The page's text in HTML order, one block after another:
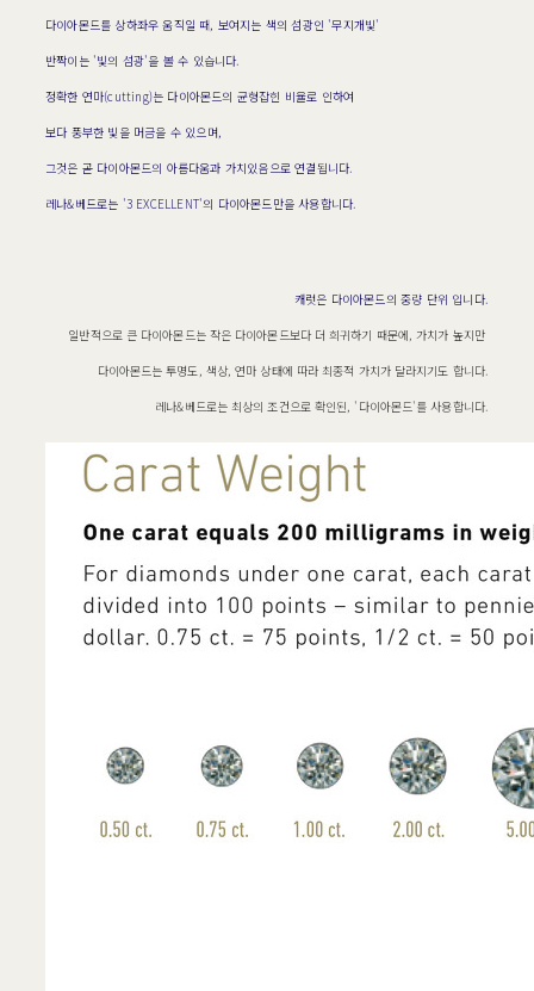
다이아몬드를 상하좌우 움직일 때, 보여지는 색의 섬광인 '무지개빛'
반짝이는 '빛의 섬광'을 볼 수 있습니다.
정확한 연마(cutting)는 다이아몬드의 균형잡힌 비율로 인하여
보다 풍부한 빛을 머금을 수 있으며,
그것은 곧 다이아몬드의 아름다움과 가치있음으로 연결됩니다.
레나&베드로는 '3 EXCELLENT'의 다이아몬드만을 사용합니다.
캐럿은 다이아몬드의 중량 단위 입니다.
일반적으로 큰 다이아몬드는 작은 다이아몬드보다 더 희귀하기 때문에, 가치가 높지만
다이아몬드는 투명도, 색상, 연마 상태에 따라 최종적 가치가 달라지기도 합니다.
레나&베드로는 최상의 조건으로 확인된, '다이아몬드'를 사용합니다.